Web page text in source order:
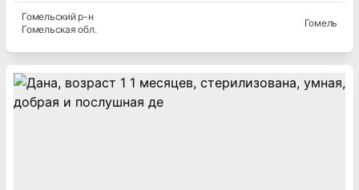
Гомельскийр-н
Гомельская обл.
Гомель